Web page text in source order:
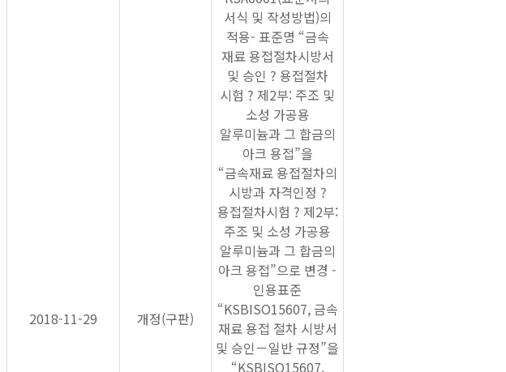
2018-11-29 개정(구판)
서식 및 작성방법)의
적용- 표준명 “금속
재료 용접절차시방서
및 승인 ? 용접절차
시험 ? 제2부: 주조 및
소성 가공용
알루미늄과 그 합금의
아크 용접”을
“금속재료 용접절차의
시방과 자격인정 ?
용접절차시험 ? 제2부:
주조 및 소성 가공용
알루미늄과 그 합금의
아크 용접”으로 변경 -
인용표준
“KSBISO15607, 금속
재료 용접 절차 시방서
및 승인－일반 규정”을
“KSBISO15607,